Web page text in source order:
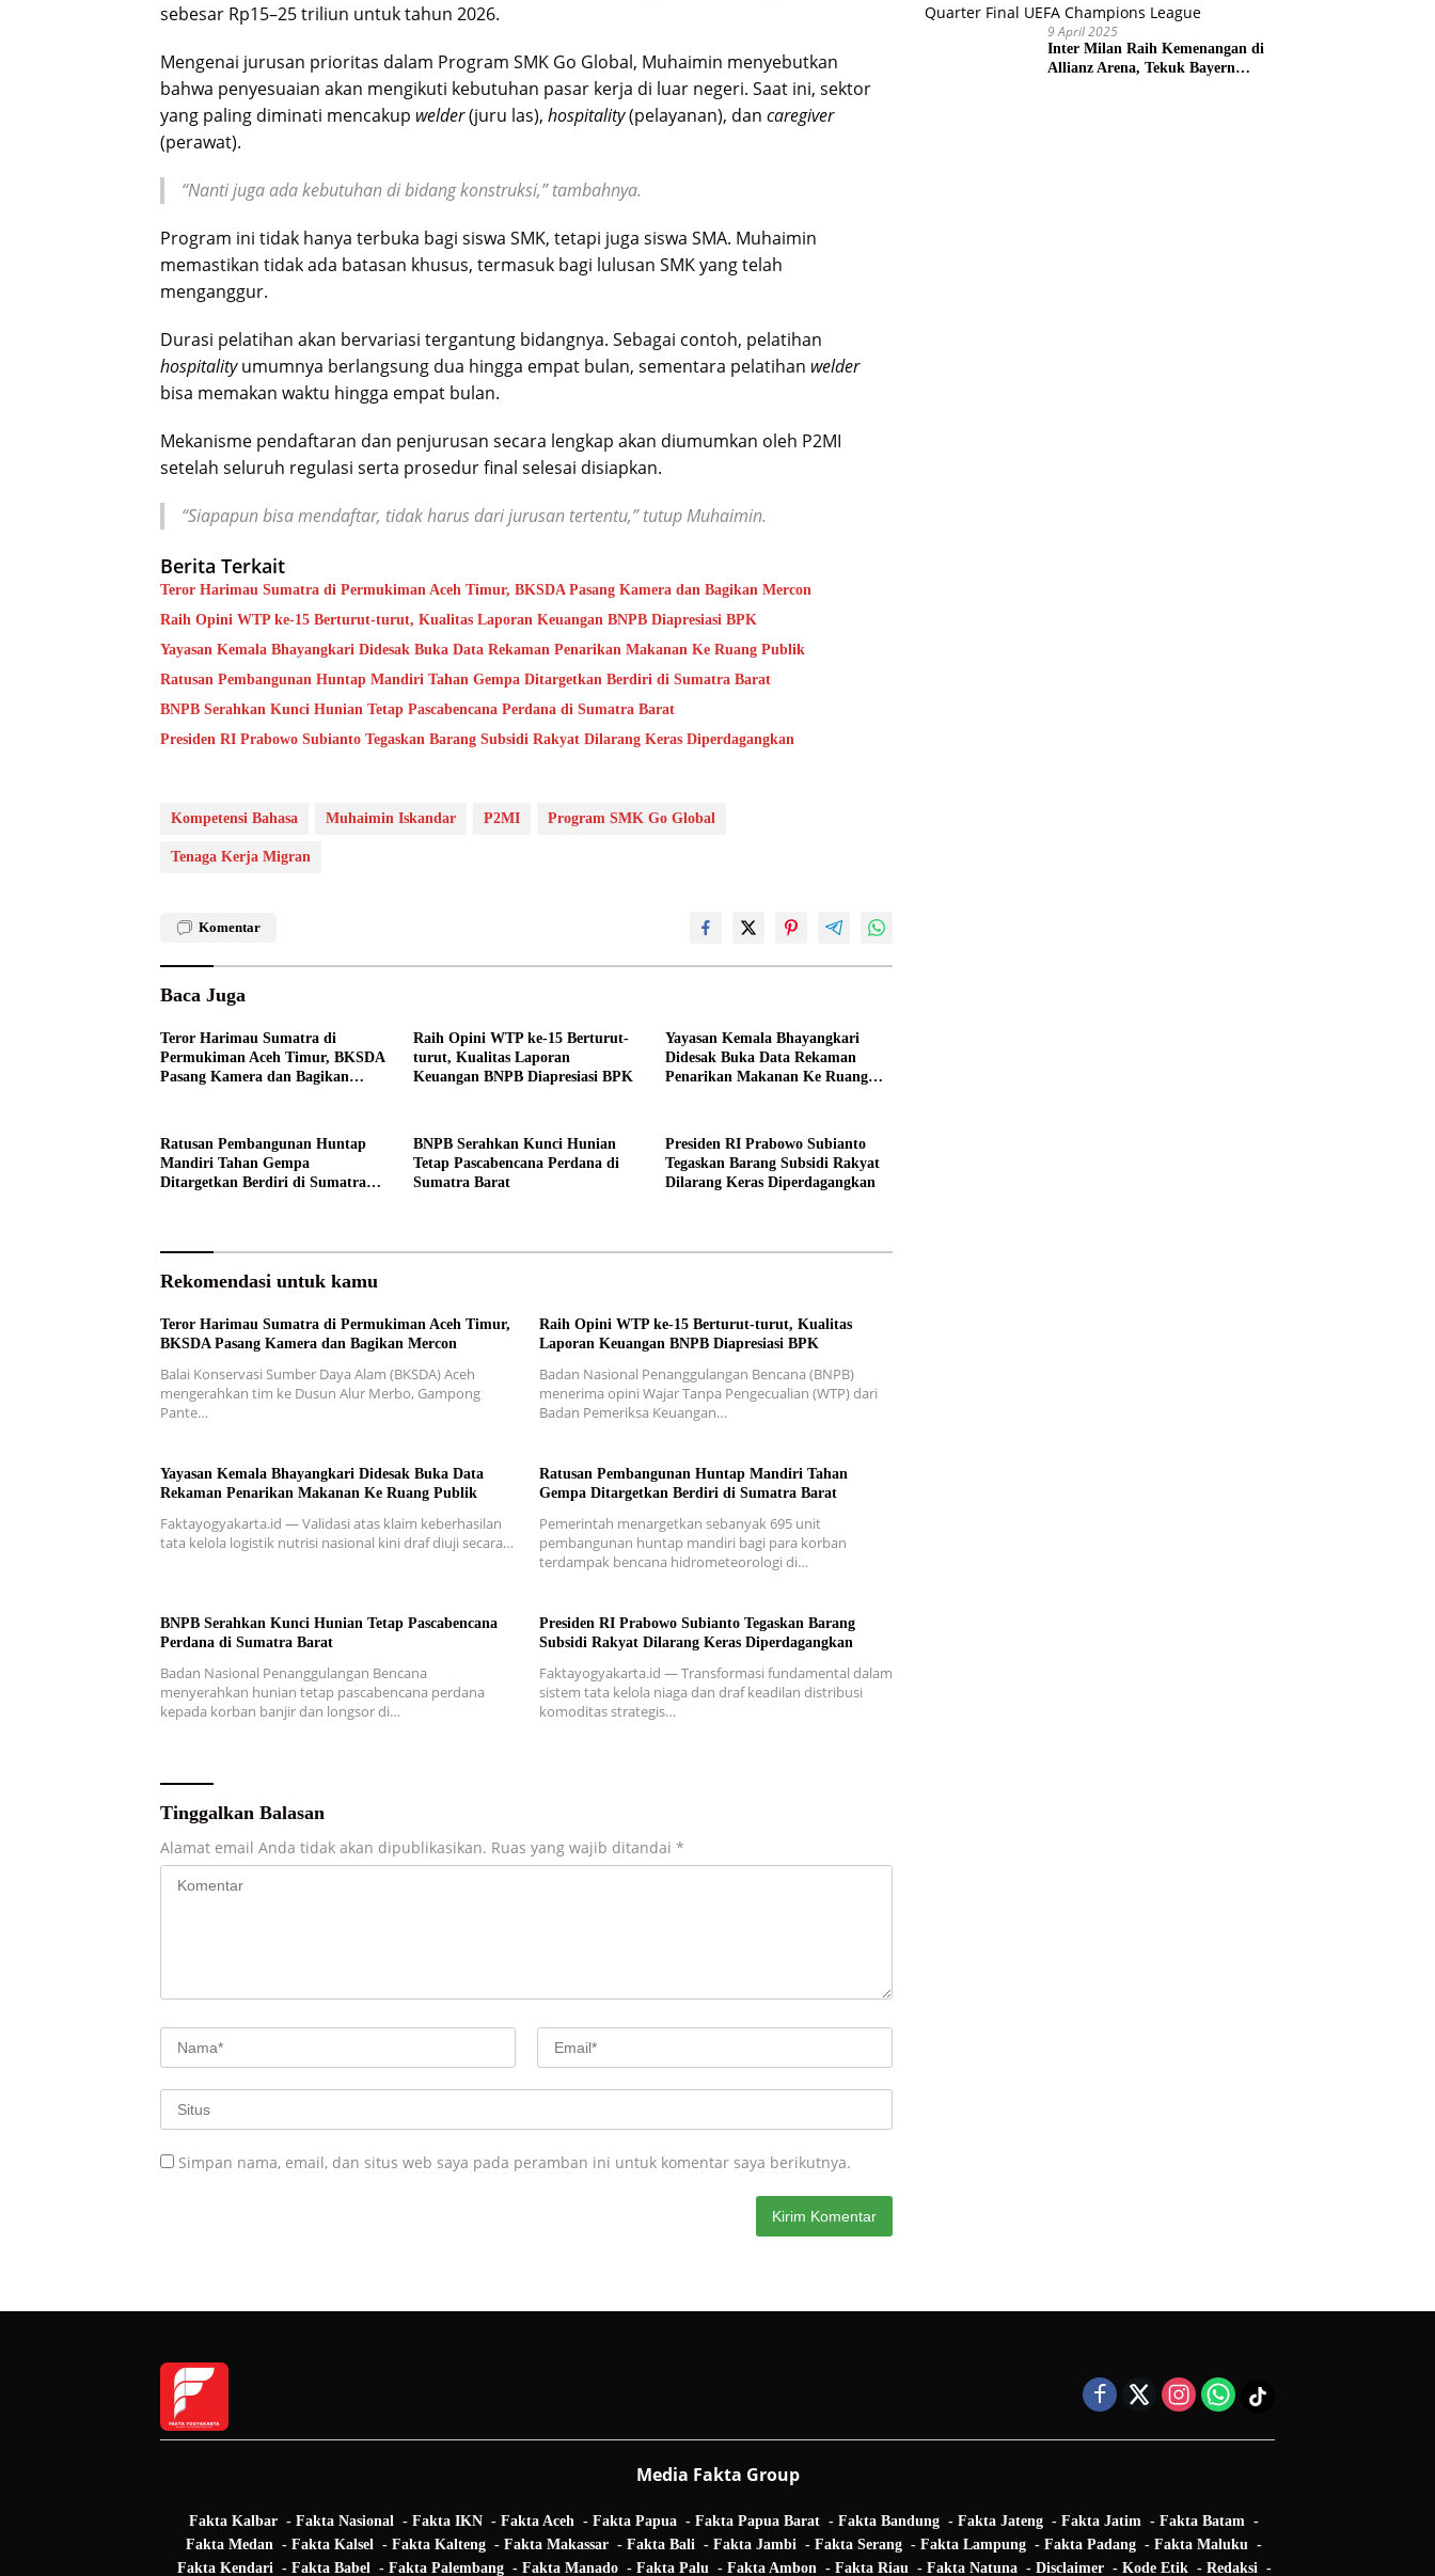
sebesar Rp15–25 triliun untuk tahun 2026.
Mengenai jurusan prioritas dalam Program SMK Go Global, Muhaimin menyebutkan
bahwa penyesuaian akan mengikuti kebutuhan pasar kerja di luar negeri. Saat ini, sektor
yang paling diminati mencakup welder(juru las), hospitality(pelayanan), dan caregiver
(perawat).
“Nanti juga ada kebutuhan di bidang konstruksi,” tambahnya.
Program ini tidak hanya terbuka bagi siswa SMK, tetapi juga siswa SMA. Muhaimin
memastikan tidak ada batasan khusus, termasuk bagi lulusan SMK yang telah
menganggur.
Durasi pelatihan akan bervariasi tergantung bidangnya. Sebagai contoh, pelatihan
hospitalityumumnya berlangsung dua hingga empat bulan, sementara pelatihan welder
bisa memakan waktu hingga empat bulan.
Mekanisme pendaftaran dan penjurusan secara lengkap akan diumumkan oleh P2MI
setelah seluruh regulasi serta prosedur final selesai disiapkan.
“Siapapun bisa mendaftar, tidak harus dari jurusan tertentu,” tutup Muhaimin.
Berita Terkait
Teror Harimau Sumatra di Permukiman Aceh Timur, BKSDA Pasang Kamera dan Bagikan Mercon
Raih Opini WTP ke-15 Berturut-turut, Kualitas Laporan Keuangan BNPB Diapresiasi BPK
Yayasan Kemala Bhayangkari Didesak Buka Data Rekaman Penarikan Makanan Ke Ruang Publik
Ratusan Pembangunan Huntap Mandiri Tahan Gempa Ditargetkan Berdiri di Sumatra Barat
BNPB Serahkan Kunci Hunian Tetap Pascabencana Perdana di Sumatra Barat
Presiden RI Prabowo Subianto Tegaskan Barang Subsidi Rakyat Dilarang Keras Diperdagangkan
Kompetensi Bahasa Muhaimin Iskandar P2MI Program SMK Go Global
Tenaga Kerja Migran
Komentar
Baca Juga
Teror Harimau Sumatra di
Permukiman Aceh Timur, BKSDA
Pasang Kamera dan Bagikan
Raih Opini WTP ke-15 Berturut-
turut, Kualitas Laporan
Keuangan BNPB Diapresiasi BPK
Yayasan Kemala Bhayangkari
Didesak Buka Data Rekaman
Penarikan Makanan Ke Ruang
Ratusan Pembangunan Huntap
Mandiri Tahan Gempa
Ditargetkan Berdiri di Sumatra
BNPB Serahkan Kunci Hunian
Tetap Pascabencana Perdana di
Sumatra Barat
Presiden RI Prabowo Subianto
Tegaskan Barang Subsidi Rakyat
Dilarang Keras Diperdagangkan
Rekomendasi untuk kamu
Teror Harimau Sumatra di Permukiman Aceh Timur,
BKSDA Pasang Kamera dan Bagikan Mercon
Balai Konservasi Sumber Daya Alam (BKSDA) Aceh
mengerahkan tim ke Dusun Alur Merbo, Gampong
Pante…
Raih Opini WTP ke-15 Berturut-turut, Kualitas
Laporan Keuangan BNPB Diapresiasi BPK
Badan Nasional Penanggulangan Bencana (BNPB)
menerima opini Wajar Tanpa Pengecualian (WTP) dari
Badan Pemeriksa Keuangan…
Yayasan Kemala Bhayangkari Didesak Buka Data
Rekaman Penarikan Makanan Ke Ruang Publik
Faktayogyakarta.id — Validasi atas klaim keberhasilan
tata kelola logistik nutrisi nasional kini draf diuji secara…
Ratusan Pembangunan Huntap Mandiri Tahan
Gempa Ditargetkan Berdiri di Sumatra Barat
Pemerintah menargetkan sebanyak 695 unit
pembangunan huntap mandiri bagi para korban
terdampak bencana hidrometeorologi di…
BNPB Serahkan Kunci Hunian Tetap Pascabencana
Perdana di Sumatra Barat
Badan Nasional Penanggulangan Bencana
menyerahkan hunian tetap pascabencana perdana
kepada korban banjir dan longsor di…
Presiden RI Prabowo Subianto Tegaskan Barang
Subsidi Rakyat Dilarang Keras Diperdagangkan
Faktayogyakarta.id — Transformasi fundamental dalam
sistem tata kelola niaga dan draf keadilan distribusi
komoditas strategis…
Tinggalkan Balasan
Alamat email Anda tidak akan dipublikasikan. Ruas yang wajib ditandai *
Simpan nama, email, dan situs web saya pada peramban ini untuk komentar saya berikutnya.
9 April 2025
Inter Milan Raih Kemenangan di
Allianz Arena, Tekuk Bayern
Media Fakta Group
Fakta Kalbar Fakta Nasional Fakta IKN Fakta Aceh Fakta Papua Fakta Papua Barat Fakta Bandung Fakta Jateng Fakta Jatim
Fakta Batam
Fakta Medan
Fakta Kalsel Fakta Kalteng Fakta Makassar Fakta Bali Fakta Jambi Fakta Serang Fakta Lampung Fakta Padang
Fakta Maluku
Fakta Kendari
Fakta Babel Fakta Palembang Fakta Manado Fakta Palu Fakta Ambon Fakta Riau Fakta Natuna Disclaimer Kode Etik Redaksi